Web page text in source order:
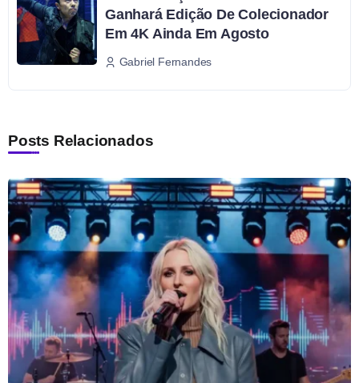
Ganhará Edição De Colecionador
Em 4K Ainda Em Agosto
Gabriel Fernandes
Posts Relacionados